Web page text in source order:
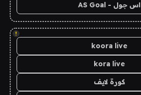
اس جول - AS Goal
!
koora live
kora live
كورة لايف